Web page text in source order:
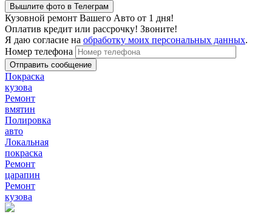
Вышлите фото в Телеграм
Кузовной ремонт Вашего Авто от 1 дня!
Оплатив кредит или рассрочку! Звоните!
Я даю согласие на обработку моих персональных данных.
Номер телефона
Покраска
кузова
Ремонт
вмятин
Полировка
авто
Локальная
покраска
Ремонт
царапин
Ремонт
кузова